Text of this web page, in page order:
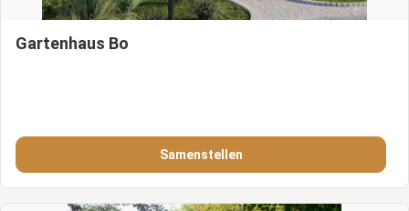
Gartenhaus Bo
Samenstellen